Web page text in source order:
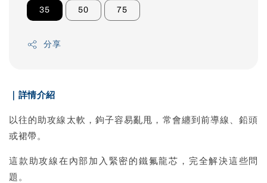
35 50 75
分享
｜詳情介紹
以往的助攻線太軟，鉤子容易亂甩，常會纏到前導線、鉛頭
或裙帶。
這款助攻線在內部加入緊密的鐵氟龍芯，完全解決這些問
題。